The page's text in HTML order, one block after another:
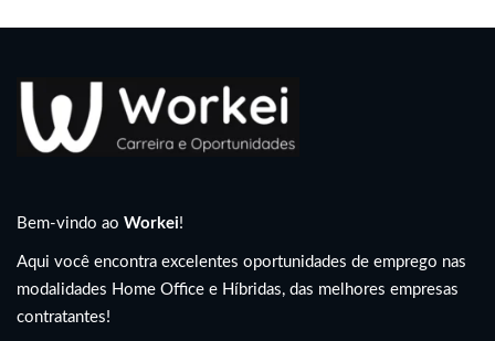
Bem-vindo ao Workei!
Aqui você encontra excelentes oportunidades de emprego nas
modalidades Home Office e Híbridas, das melhores empresas
contratantes!